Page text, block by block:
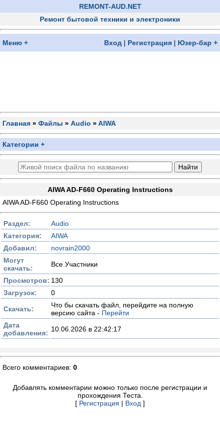
REMONT-AUD.NET
Ремонт бытовой техники и электроники
Меню + Вход | Регистрация | Юзер-бар +
Главная » Файлы » Audio »AIWA
Категории +
AIWA AD-F660 Operating Instructions
AIWA AD-F660 Operating Instructions
Раздел:
Audio
Категория:
AIWA
Добавил:
novrain2000
Могут
скачать:
Все Участники
Просмотров: 130
Загрузок:
0
Скачать:
Что бы скачать файл, перейдите на полную
версию сайта - Перейти
Дата
добавления: 10.06.2026 в 22:42:17
Всего комментариев: 0
Добавлять комментарии можно только после регистрации и
прохождения Теста.
[ Регистрация | Вход ]